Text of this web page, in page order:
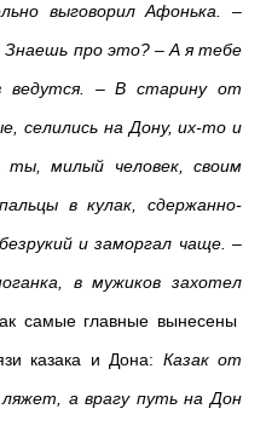
выговорил Афонька. –
Знаешь про это? – А я тебе
ведутся. – В старину от
селились на Дону, их-то и
ты, милый человек, своим
в кулак, сдержанно-
и заморгал чаще. –
в мужиков захотел
самые главные вынесены
казака и Дона: Казак от
а врагу путь на Дон